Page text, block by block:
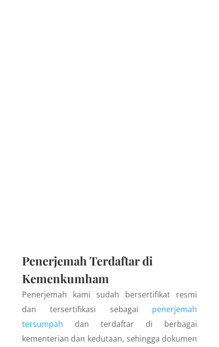
Penerjemah Terdaftar di
Kemenkumham
Penerjemah kami sudah bersertifikat resmi
dan tersertifikasi sebagai penerjemah
tersumpah dan terdaftar di berbagai
kementerian dan kedutaan, sehingga dokumen